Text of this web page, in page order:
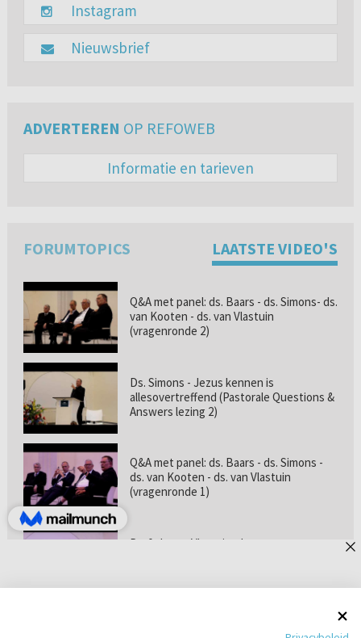
Instagram
Nieuwsbrief
ADVERTEREN OP REFOWEB
Informatie en tarieven
FORUMTOPICS LAATSTE VIDEO'S
Q&A met panel: ds. Baars - ds. Simons- ds.
van Kooten - ds. van Vlastuin
(vragenronde 2)
Ds. Simons - Jezus kennen is
allesovertreffend (Pastorale Questions &
Answers lezing 2)
Q&A met panel: ds. Baars - ds. Simons -
ds. van Kooten - ds. van Vlastuin
(vragenronde 1)
Prof. dr. van Vlastuin - Is